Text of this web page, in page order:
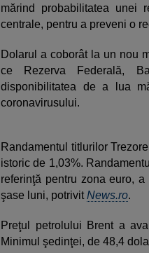
mărind probabilitatea unei
centrale, pentru a preveni o
Dolarul a coborât la un nou
ce Rezerva Federală,
disponibilitatea de a lua
coronavirusului.
Randamentul titlurilor
istoric de 1,03%.
referinţă pentru zona euro,
şase luni, potrivitNews.ro.
Preţul petrolului Brent a
Minimul şedinţei, de 48,4